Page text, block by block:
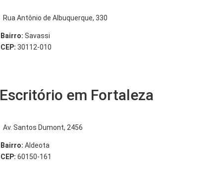
Rua Antônio de Albuquerque, 330
Bairro: Savassi
CEP: 30112-010
Escritório em Fortaleza
Av. Santos Dumont, 2456
Bairro: Aldeota
CEP: 60150-161